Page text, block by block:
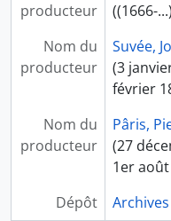
producteur
((1666-
Nom du
producteur
Suvée,
(3
février
Nom du
producteur
Pâris,
(27
1er août
Dépôt